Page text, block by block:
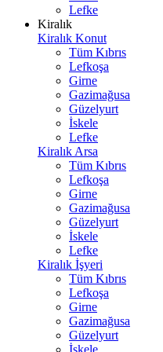
Lefke
Kiralık
Kiralık Konut
Tüm Kıbrıs
Lefkoşa
Girne
Gazimağusa
Güzelyurt
İskele
Lefke
Kiralık Arsa
Tüm Kıbrıs
Lefkoşa
Girne
Gazimağusa
Güzelyurt
İskele
Lefke
Kiralık İşyeri
Tüm Kıbrıs
Lefkoşa
Girne
Gazimağusa
Güzelyurt
İskele